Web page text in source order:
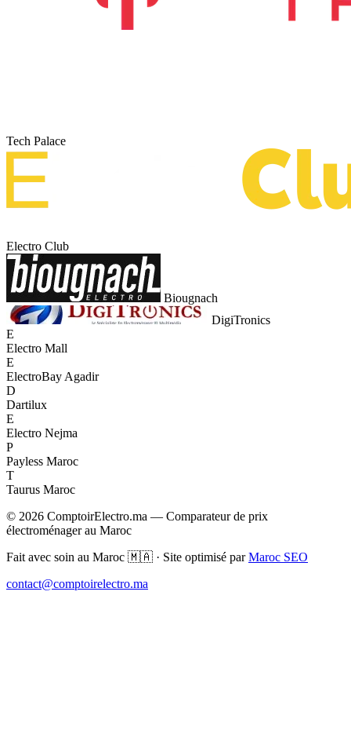
Tech Palace
Electro Club
Biougnach
DigiTronics
E
Electro Mall
E
ElectroBay Agadir
D
Dartilux
E
Electro Nejma
P
Payless Maroc
T
Taurus Maroc
© 2026 ComptoirElectro.ma — Comparateur de prix
électroménager au Maroc
Fait avec soin au Maroc 🇲🇦 · Site optimisé parMaroc SEO
contact@comptoirelectro.ma